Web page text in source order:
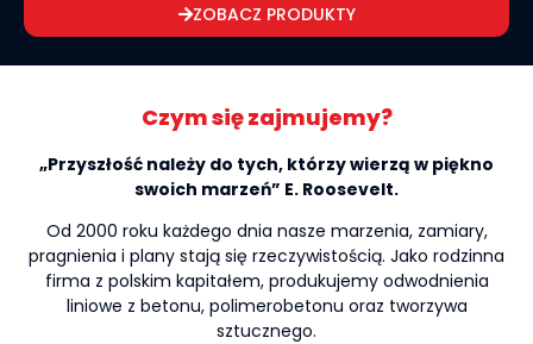
ZOBACZ PRODUKTY
Czym się zajmujemy?
„Przyszłość należy do tych, którzy wierzą w piękno
swoich marzeń” E. Roosevelt.
Od 2000 roku każdego dnia nasze marzenia, zamiary,
pragnienia i plany stają się rzeczywistością. Jako rodzinna
firma z polskim kapitałem, produkujemy odwodnienia
liniowe z betonu, polimerobetonu oraz tworzywa
sztucznego.